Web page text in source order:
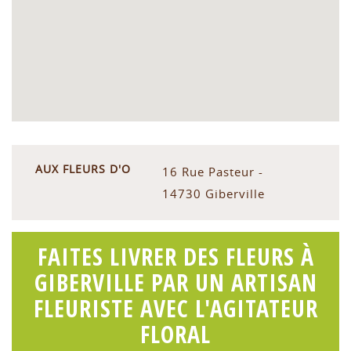
AUX FLEURS D'O
16 Rue Pasteur -
14730 Giberville
FAITES LIVRER DES FLEURS À
GIBERVILLE PAR UN ARTISAN
FLEURISTE AVEC L'AGITATEUR
FLORAL